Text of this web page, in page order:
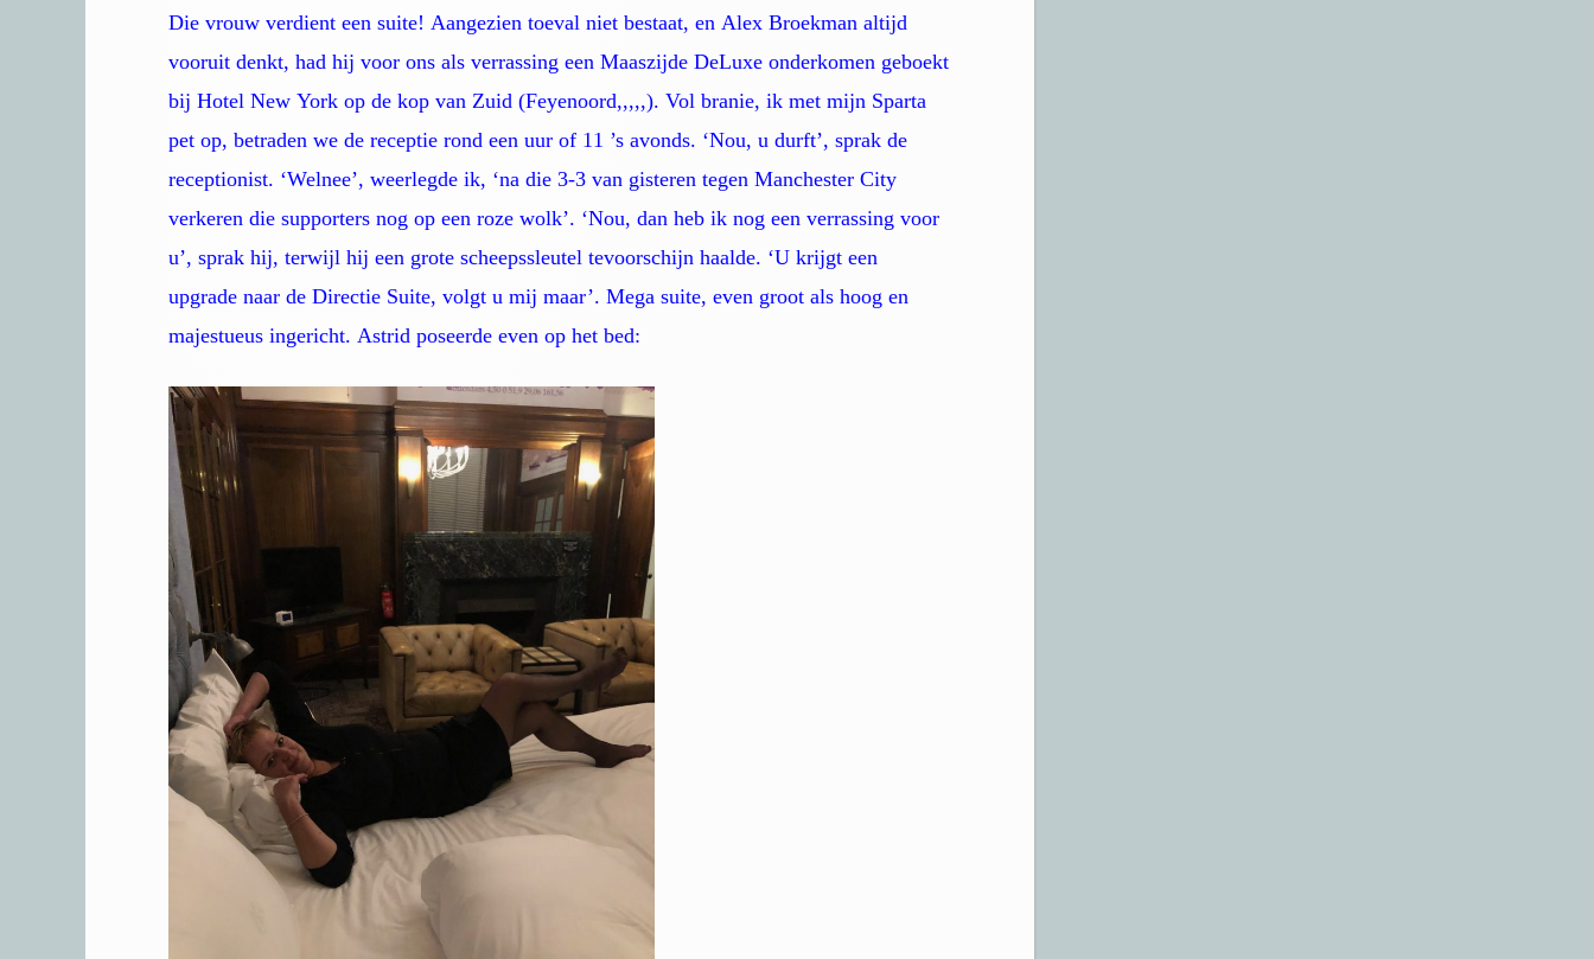
Die vrouw verdient een suite! Aangezien toeval niet bestaat, en Alex Broekman altijd
vooruit denkt, had hij voor ons als verrassing een Maaszijde DeLuxe onderkomen geboekt
bij Hotel New York op de kop van Zuid (Feyenoord,,,,,). Vol branie, ik met mijn Sparta
pet op, betraden we de receptie rond een uur of 11 ’s avonds. ‘Nou, u durft’, sprak de
receptionist. ‘Welnee’, weerlegde ik, ‘na die 3-3 van gisteren tegen Manchester City
verkeren die supporters nog op een roze wolk’. ‘Nou, dan heb ik nog een verrassing voor
u’, sprak hij, terwijl hij een grote scheepssleutel tevoorschijn haalde. ‘U krijgt een
upgrade naar de Directie Suite, volgt u mij maar’. Mega suite, even groot als hoog en
majestueus ingericht. Astrid poseerde even op het bed: